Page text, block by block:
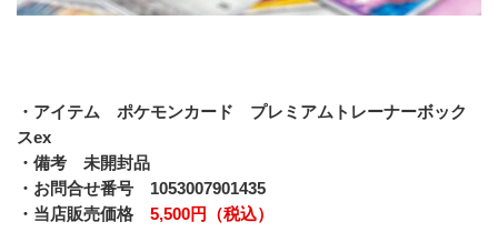
・アイテム　ポケモンカード　プレミアムトレーナーボック
スex
・備考　未開封品
・お問合せ番号　1053007901435
・当店販売価格 5,500円（税込）